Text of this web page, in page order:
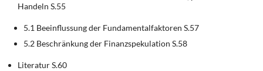
Handeln S.55
5.1 Beeinflussung der Fundamentalfaktoren S.57
5.2 Beschränkung der Finanzspekulation S.58
Literatur S.60